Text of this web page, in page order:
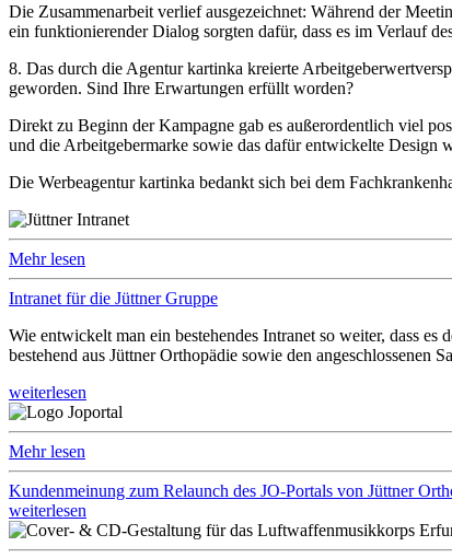
Die Zusammenarbeit verlief ausgezeichnet: Während der
ein funktionierender Dialog sorgten dafür, dass es im Verlauf
8. Das durch die Agentur kartinka kreierte
geworden. Sind Ihre Erwartungen erfüllt worden?
Direkt zu Beginn der Kampagne gab es außerordentlich viel
und die Arbeitgebermarke sowie das dafür entwickelte Design
Die Werbeagentur kartinka bedankt sich bei dem
Mehr lesen
Intranet für die Jüttner Gruppe
Wie entwickelt man ein bestehendes Intranet so weiter, dass
bestehend aus Jüttner Orthopädie sowie den angeschlossenen
weiterlesen
Mehr lesen
Kundenmeinung zum Relaunch des JO-Portals von Jüttner
weiterlesen